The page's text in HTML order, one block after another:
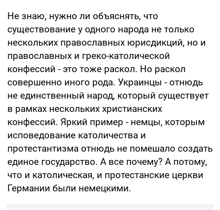
Не знаю, нужно ли объяснять, что
существование у одного народа не только
нескольких православных юрисдикций, но и
православных и греко-католической
конфессий - это тоже раскол. Но раскол
совершенно иного рода. Украинцы - отнюдь
не единственный народ, который существует
в рамках нескольких христианских
конфессий. Яркий пример - немцы, которым
исповедование католичества и
протестантизма отнюдь не помешало создать
единое государство. А все почему? А потому,
что и католическая, и протестанские церкви
Германии были немецкими.